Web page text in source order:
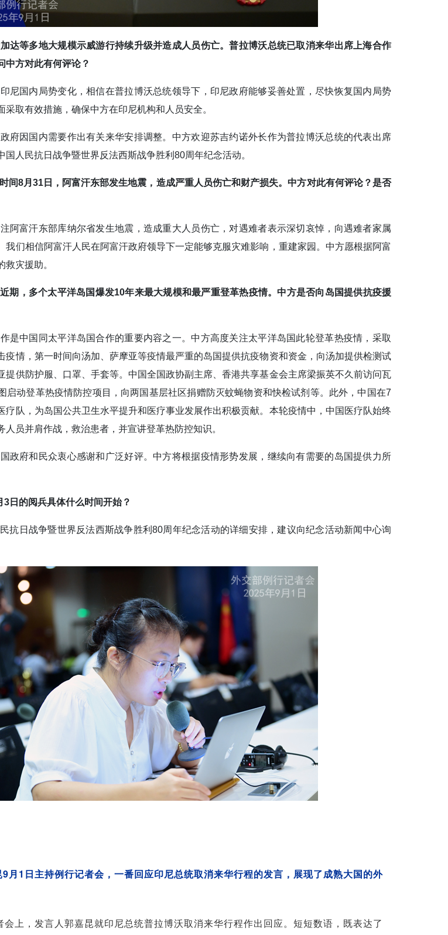
达等多地大规模示威游行持续升级并造成人员伤亡。普拉博沃总统已取消来华出席上海合作
中方对此有何评论？
尼国内局势变化，相信在普拉博沃总统领导下，印尼政府能够妥善处置，尽快恢复国内局势
取有效措施，确保中方在印尼机构和人员安全。
府因国内需要作出有关来华安排调整。中方欢迎苏吉约诺外长作为普拉博沃总统的代表出席
国人民抗日战争暨世界反法西斯战争胜利80周年纪念活动。
间8月31日，阿富汗东部发生地震，造成严重人员伤亡和财产损失。中方对此有何评论？是否
阿富汗东部库纳尔省发生地震，造成重大人员伤亡，对遇难者表示深切哀悼，向遇难者家属
我们相信阿富汗人民在阿富汗政府领导下一定能够克服灾难影响，重建家园。中方愿根据阿富
灾援助。
近期，多个太平洋岛国爆发10年来最大规模和最严重登革热疫情。中方是否向岛国提供抗疫援
是中国同太平洋岛国合作的重要内容之一。中方高度关注太平洋岛国此轮登革热疫情，采取
疫情，第一时间向汤加、萨摩亚等疫情最严重的岛国提供抗疫物资和资金，向汤加提供检测试
提供防护服、口罩、手套等。中国全国政协副主席、香港共享基金会主席梁振英不久前访问瓦
启动登革热疫情防控项目，向两国基层社区捐赠防灭蚊蝇物资和快检试剂等。此外，中国在7
疗队，为岛国公共卫生水平提升和医疗事业发展作出积极贡献。本轮疫情中，中国医疗队始终
人员并肩作战，救治患者，并宣讲登革热防控知识。
政府和民众衷心感谢和广泛好评。中方将根据疫情形势发展，继续向有需要的岛国提供力所
3日的阅兵具体什么时间开始？
抗日战争暨世界反法西斯战争胜利80周年纪念活动的详细安排，建议向纪念活动新闻中心询
月1日主持例行记者会，一番回应印尼总统取消来华行程的发言，展现了成熟大国的外
上，发言人郭嘉昆就印尼总统普拉博沃取消来华行程作出回应。短短数语，既表达了